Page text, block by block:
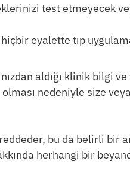
test etmeyecek
eyalette tıp
aldığı klinik
nedeniyle size
bu da belirli
herhangi bir